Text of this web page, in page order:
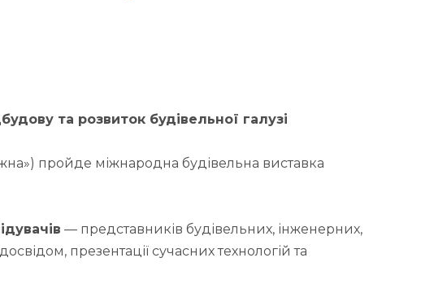
та розвиток будівельної галузі
пройде міжнародна будівельна виставка
— представників будівельних, інженерних,
презентації сучасних технологій та